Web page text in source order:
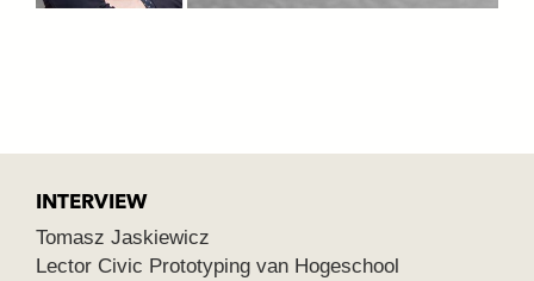
INTERVIEW
Tomasz Jaskiewicz
Lector Civic Prototyping van Hogeschool